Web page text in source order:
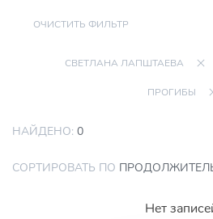
ОЧИСТИТЬ ФИЛЬТР
СВЕТЛАНА ЛАПШТАЕВА
ПРОГИБЫ
НАЙДЕНО: 0
СОРТИРОВАТЬ ПО
Нет